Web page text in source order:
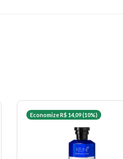
Economize R$ 14,09 (10%)